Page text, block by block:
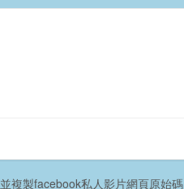
並複製facebook私人影片網頁原始碼